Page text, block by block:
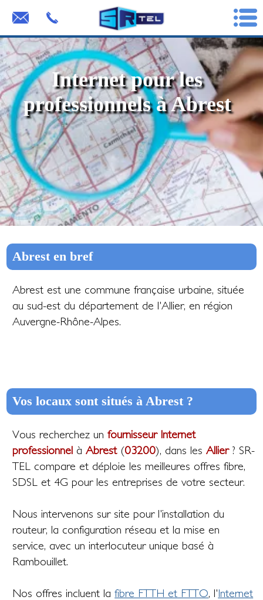
Internet pour les
professionnels à Abrest
Abrest en bref
Abrest est une commune française urbaine, située
au sud-est du département de l'Allier, en région
Auvergne-Rhône-Alpes.
Vos locaux sont situés à Abrest ?
Vous recherchez unfournisseur Internet
professionnel àAbrest(03200), dans lesAllier? SR-
TEL compare et déploie les meilleures offres fibre,
SDSL et 4G pour les entreprises de votre secteur.
Nous intervenons sur site pour l'installation du
routeur, la configuration réseau et la mise en
service, avec un interlocuteur unique basé à
Rambouillet.
Nos offres incluent lafibre FTTH et FTTO, l'Internet